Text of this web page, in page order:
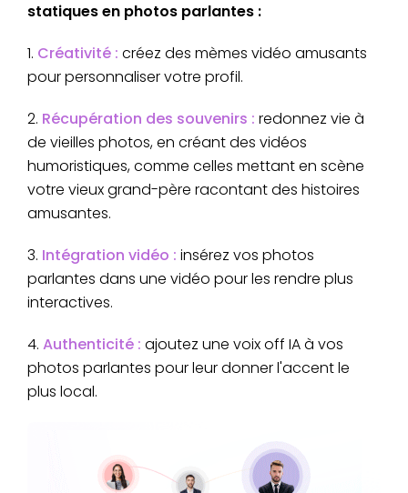
statiques en photos parlantes :
1. Créativité : créez des mèmes vidéo amusants
pour personnaliser votre profil.
2. Récupération des souvenirs : redonnez vie à
de vieilles photos, en créant des vidéos
humoristiques, comme celles mettant en scène
votre vieux grand-père racontant des histoires
amusantes.
3. Intégration vidéo : insérez vos photos
parlantes dans une vidéo pour les rendre plus
interactives.
4. Authenticité : ajoutez une voix off IA à vos
photos parlantes pour leur donner l'accent le
plus local.